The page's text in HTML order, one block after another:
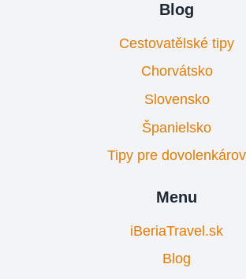
Blog
Cestovatělské tipy
Chorvátsko
Slovensko
Španielsko
Tipy pre dovolenkárov
Menu
iBeriaTravel.sk
Blog